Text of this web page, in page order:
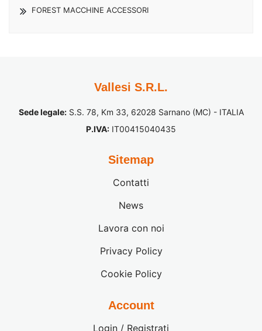
FOREST MACCHINE ACCESSORI
Vallesi S.R.L.
Sede legale:S.S. 78, Km 33, 62028 Sarnano (MC) - ITALIA
P.IVA: IT00415040435
Sitemap
Contatti
News
Lavora con noi
Privacy Policy
Cookie Policy
Account
Login / Registrati